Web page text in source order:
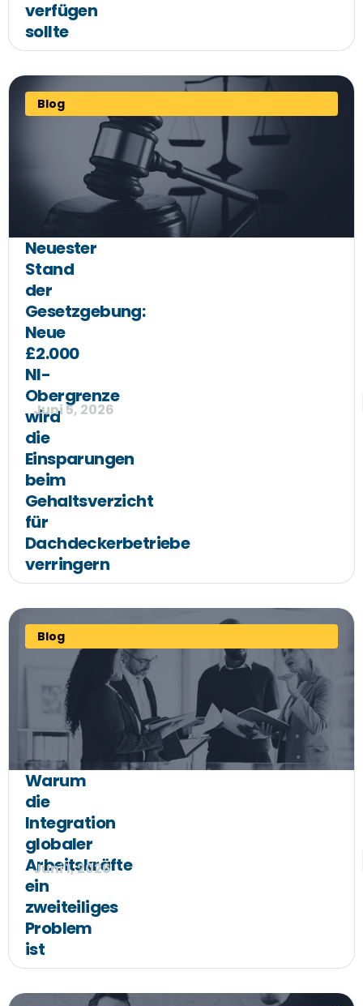
verfügen
sollte
Blog
Neuester
Stand
der
Gesetzgebung:
Neue
£2.000
NI-
Obergrenze
wird
die
Einsparungen
beim
Gehaltsverzicht
für
Dachdeckerbetriebe
verringern
Juni 5, 2026
Blog
Warum
die
Integration
globaler
Arbeitskräfte
ein
zweiteiliges
Problem
ist
Juni 1, 2026